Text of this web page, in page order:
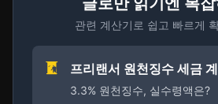
관련 계산기로 쉽고 빠르게
프리랜서 원천징수 세금
3.3% 원천징수, 실수령액은?